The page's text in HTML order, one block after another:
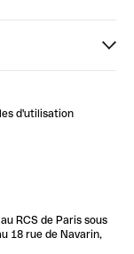
d'utilisation
RCS de Paris sous
18 rue de Navarin,